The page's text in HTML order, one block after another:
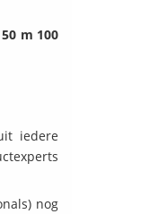
m 100
iedere
nog